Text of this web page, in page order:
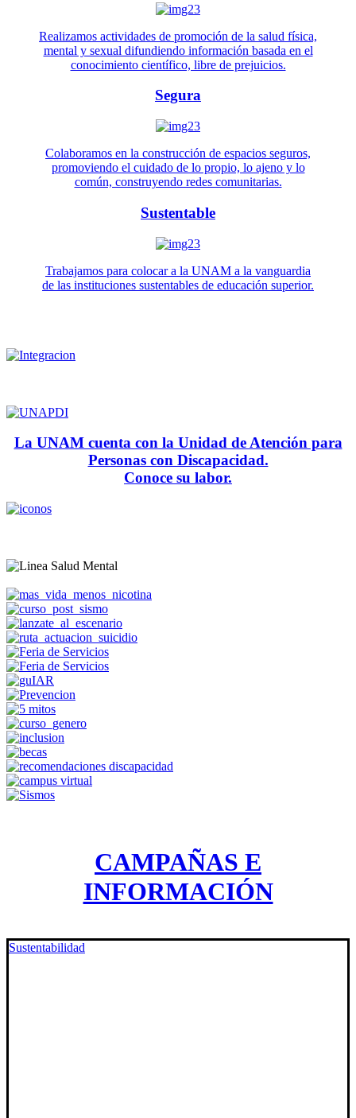
Realizamos actividades de promoción de la salud física,
mental y sexual difundiendo información basada en el
conocimiento científico, libre de prejuicios.
Segura
Colaboramos en la construcción de espacios seguros,
promoviendo el cuidado de lo propio, lo ajeno y lo
común, construyendo redes comunitarias.
Sustentable
Trabajamos para colocar a la UNAM a la vanguardia
de las instituciones sustentables de educación superior.
La UNAM cuenta con la Unidad de Atención para
Personas con Discapacidad.
Conoce su labor.
CAMPAÑAS E
INFORMACIÓN
Sustentabilidad